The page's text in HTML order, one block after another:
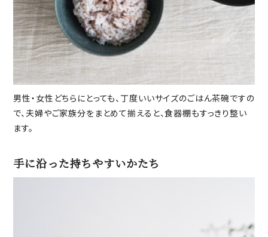
男性・女性どちらにとっても、丁度いいサイズのごはん茶碗ですの
で、夫婦やご家族分をまとめて揃えると、食器棚もすっきり整い
ます。
手に沿った持ちやすいかたち